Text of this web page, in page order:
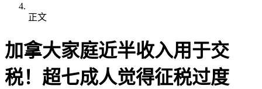
正文
加拿大家庭近半收入用于交
税！超七成人觉得征税过度